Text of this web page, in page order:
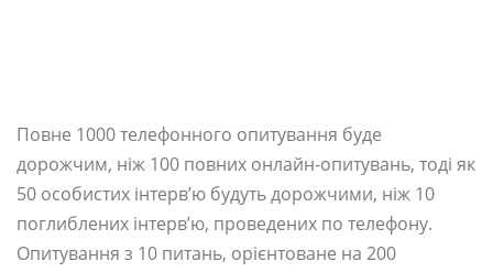
Повне 1000 телефонного опитування буде
дорожчим, ніж 100 повних онлайн-опитувань, тоді як
50 особистих інтерв’ю будуть дорожчими, ніж 10
поглиблених інтерв’ю, проведених по телефону.
Опитування з 10 питань, орієнтоване на 200